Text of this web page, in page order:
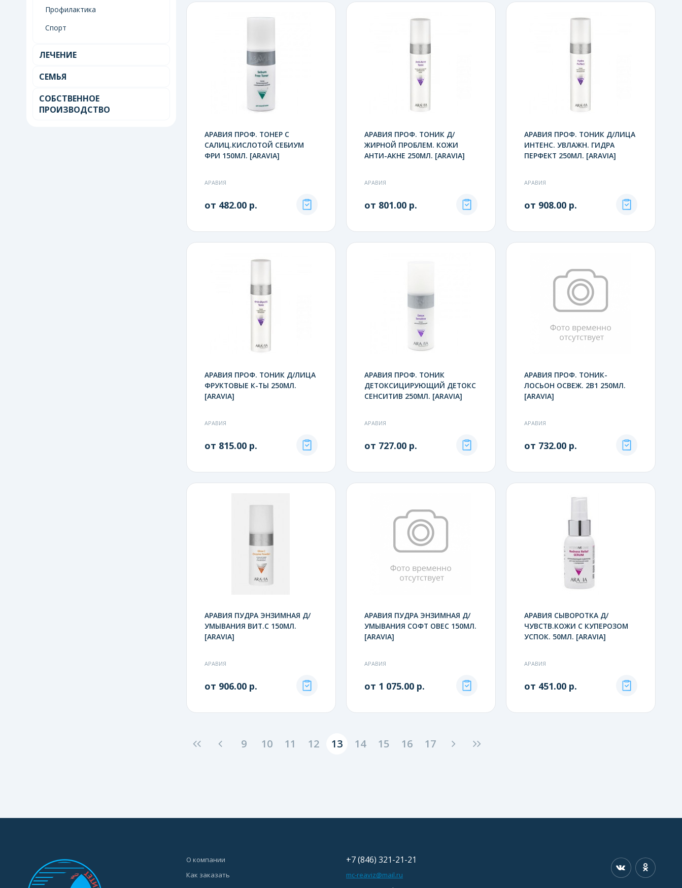
Профилактика
Спорт
ЛЕЧЕНИЕ
СЕМЬЯ
СОБСТВЕННОЕ
ПРОИЗВОДСТВО
АРАВИЯ ПРОФ. ТОНЕР С
САЛИЦ.КИСЛОТОЙ СЕБИУМ
ФРИ 150МЛ. [ARAVIA]
АРАВИЯ
от 482.00 р.
АРАВИЯ ПРОФ. ТОНИК Д/
ЖИРНОЙ ПРОБЛЕМ. КОЖИ
АНТИ-АКНЕ 250МЛ. [ARAVIA]
АРАВИЯ
от 801.00 р.
АРАВИЯ ПРОФ. ТОНИК Д/ЛИЦА
ИНТЕНС. УВЛАЖН. ГИДРА
ПЕРФЕКТ 250МЛ. [ARAVIA]
АРАВИЯ
от 908.00 р.
АРАВИЯ ПРОФ. ТОНИК Д/ЛИЦА
ФРУКТОВЫЕ К-ТЫ 250МЛ.
[ARAVIA]
АРАВИЯ
от 815.00 р.
АРАВИЯ ПРОФ. ТОНИК
ДЕТОКСИЦИРУЮЩИЙ ДЕТОКС
СЕНСИТИВ 250МЛ. [ARAVIA]
АРАВИЯ
от 727.00 р.
АРАВИЯ ПРОФ. ТОНИК-
ЛОСЬОН ОСВЕЖ. 2В1 250МЛ.
[ARAVIA]
АРАВИЯ
от 732.00 р.
АРАВИЯ ПУДРА ЭНЗИМНАЯ Д/
УМЫВАНИЯ ВИТ.С 150МЛ.
[ARAVIA]
АРАВИЯ
от 906.00 р.
АРАВИЯ ПУДРА ЭНЗИМНАЯ Д/
УМЫВАНИЯ СОФТ ОВЕС 150МЛ.
[ARAVIA]
АРАВИЯ
от 1 075.00 р.
АРАВИЯ СЫВОРОТКА Д/
ЧУВСТВ.КОЖИ С КУПЕРОЗОМ
УСПОК. 50МЛ. [ARAVIA]
АРАВИЯ
от 451.00 р.
9 10 11 12 13 14 15 16 17
О компании
Как заказать
+7 (846) 321-21-21
mc-reaviz@mail.ru